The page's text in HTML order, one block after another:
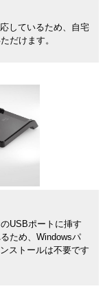
しているため、自宅
だけます。
USBポートに挿す
ため、Windowsパ
ストールは不要です